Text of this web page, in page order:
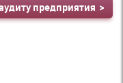
предприятия